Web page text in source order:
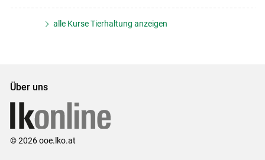
alle Kurse Tierhaltung anzeigen
Über uns
© 2026 ooe.lko.at